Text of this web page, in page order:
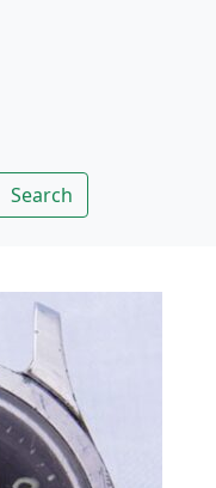
Rechercher
Search